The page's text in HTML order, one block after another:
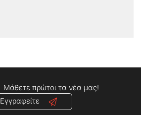
Μάθετε πρώτοι τα νέα μας!
Εγγραφείτε